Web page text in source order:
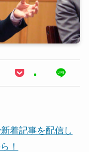
着記事を配信し
！